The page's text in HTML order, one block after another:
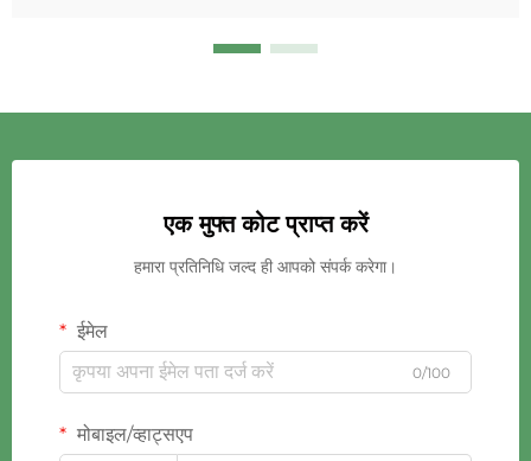
एक मुफ्त कोट प्राप्त करें
हमारा प्रतिनिधि जल्द ही आपको संपर्क करेगा।
ईमेल
0/100
मोबाइल/व्हाट्सएप